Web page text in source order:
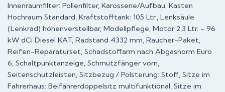
Innenraumfilter: Pollenfilter, Karosserie/Aufbau: Kasten
Hochraum Standard, Kraftstofftank: 105 Ltr., Lenksäule
(Lenkrad) höhenverstellbar, Modellpflege, Motor 2,3 Ltr. - 96
kW dCi Diesel KAT, Radstand 4332 mm, Raucher-Paket,
Reifen-Reparaturset, Schadstoffarm nach Abgasnorm Euro
6, Schaltpunktanzeige, Schmutzfänger vorn,
Seitenschutzleisten, Sitzbezug / Polsterung: Stoff, Sitze im
Fahrerhaus: Beifahrerdoppelsitz multifunktional, Sitze im